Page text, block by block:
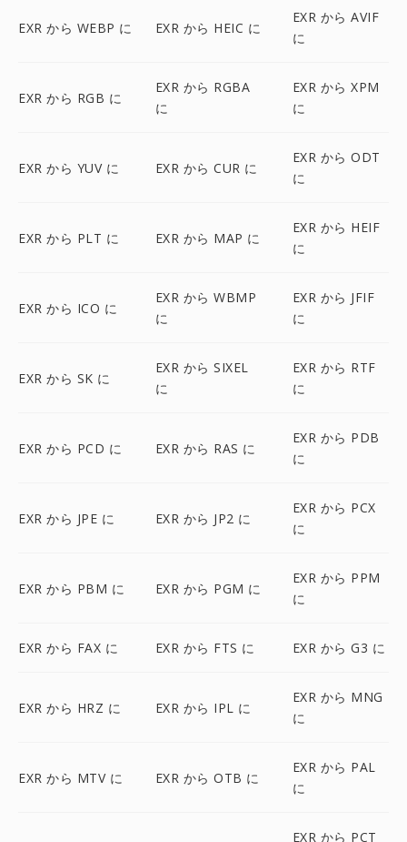
EXR から WEBP に EXR から HEIC に
EXR から AVIF
に
EXR から RGB に
EXR から RGBA
に
EXR から XPM
に
EXR から YUV に EXR から CUR に
EXR から ODT
に
EXR から PLT に EXR から MAP に
EXR から HEIF
に
EXR から ICO に
EXR から WBMP
に
EXR から JFIF
に
EXR から SK に
EXR から SIXEL
に
EXR から RTF
に
EXR から PCD に EXR から RAS に
EXR から PDB
に
EXR から JPE に EXR から JP2 に
EXR から PCX
に
EXR から PBM に EXR から PGM に
EXR から PPM
に
EXR から FAX に EXR から FTS に EXR から G3 に
EXR から HRZ に EXR から IPL に
EXR から MNG
に
EXR から MTV に EXR から OTB に
EXR から PAL
に
EXR から PCT